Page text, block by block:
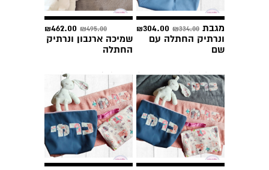
₪334.00
₪304.00
מגבת
ונרתיק החתלה עם
שם
₪495.00
₪462.00
שמיכה ארנבון ונרתיק
החתלה